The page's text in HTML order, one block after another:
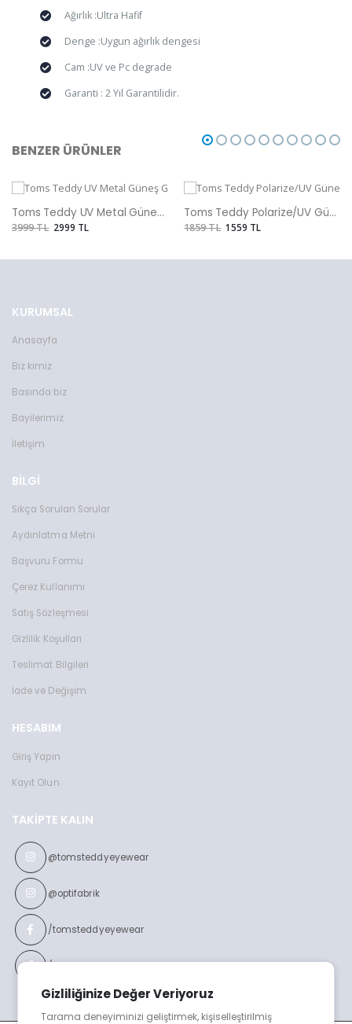
Gizliliğinize Değer Veriyoruz
Tarama deneyiminizi geliştirmek, kişiselleştirilmiş
Ağırlık :Ultra Hafif
Denge :Uygun ağırlık dengesi
Cam :UV ve Pc degrade
Garanti : 2 Yıl Garantilidir.
BENZER ÜRÜNLER
Toms Teddy UV Metal Güneş Gözlüğü
3999 TL 2999 TL
Toms Teddy Polarize/UV Güneş Gözlüğü
1859 TL 1559 TL
KURUMSAL
Anasayfa
Biz kimiz
Basında biz
Bayilerimiz
İletişim
BİLGİ
Sıkça Sorulan Sorular
Aydınlatma Metni
Başvuru Formu
Çerez Kullanımı
Satış Sözleşmesi
Gizlilik Koşulları
Teslimat Bilgileri
İade ve Değişim
HESABIM
Giriş Yapın
Kayıt Olun
TAKIPTE KALIN
@tomsteddyeyewear
@optifabrik
/tomsteddyeyewear
/optifabrikeyewear